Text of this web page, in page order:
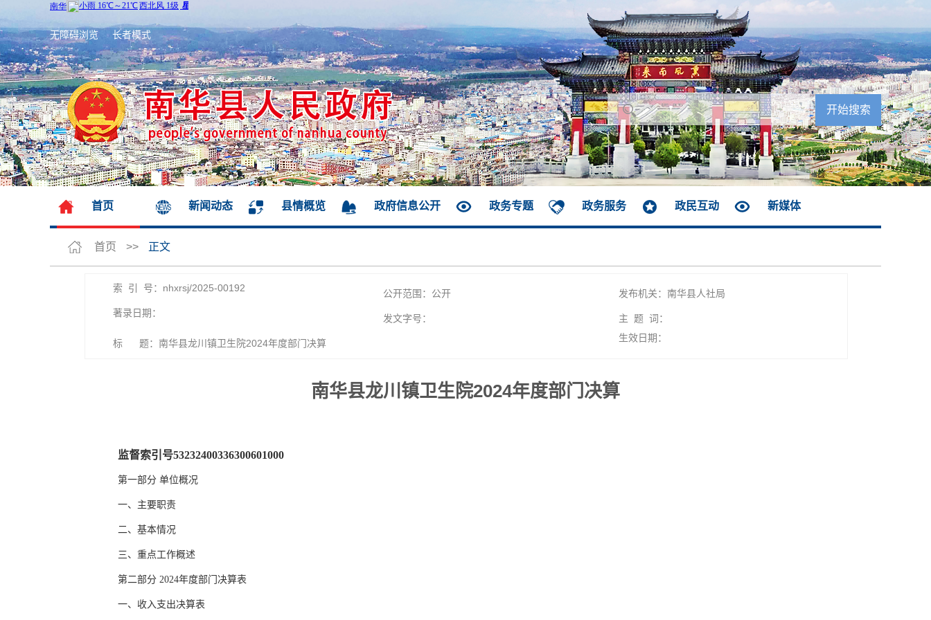
无障碍浏览 长者模式
首页 新闻动态 县情概览 政府信息公开 政务专题 政务服务 政民互动 新媒体
首页 >> 正文
索 引 号：nhxrsj/2025-00192 公开范围：公开
发布机关：南华县人社局
著录日期：
发文字号： 主 题 词：
标 题：南华县龙川镇卫生院2024年度部门决算 生效日期：
南华县龙川镇卫生院2024年度部门决算
监督索引号53232400336300601000
第一部分 单位概况
一、主要职责
二、基本情况
三、重点工作概述
第二部分 2024年度部门决算表
一、收入支出决算表